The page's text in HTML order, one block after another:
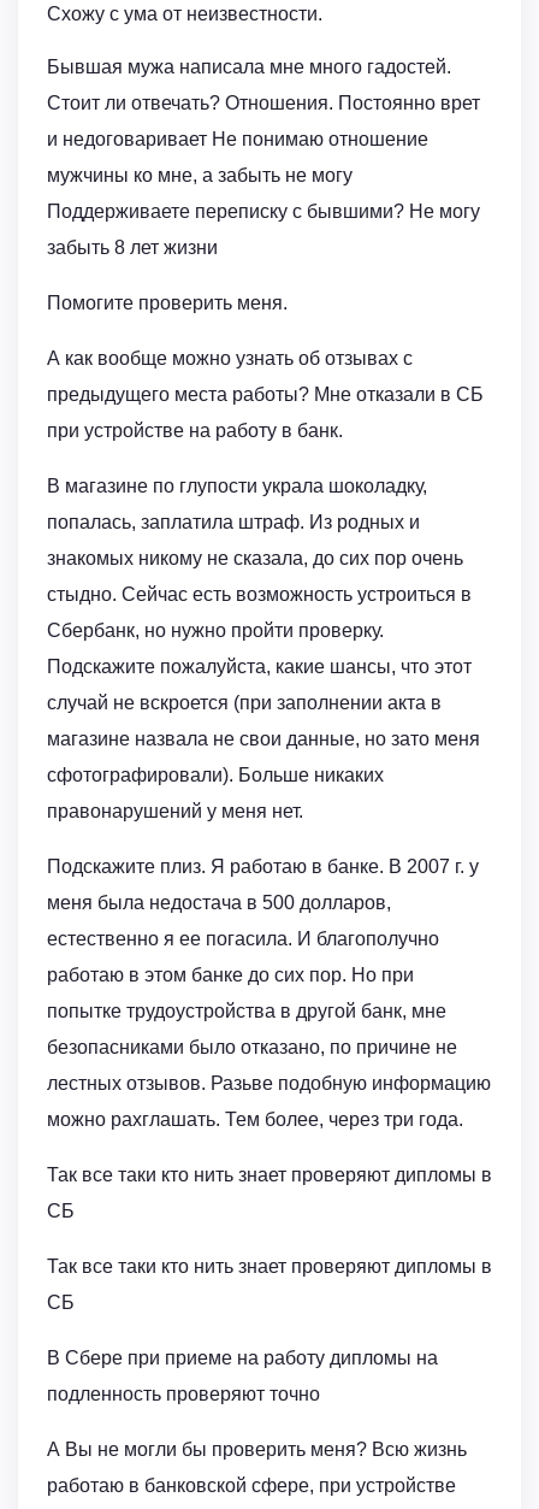
Схожу с ума от неизвестности.
Бывшая мужа написала мне много гадостей.
Стоит ли отвечать? Отношения. Постоянно врет
и недоговаривает Не понимаю отношение
мужчины ко мне, а забыть не могу
Поддерживаете переписку с бывшими? Не могу
забыть 8 лет жизни
Помогите проверить меня.
А как вообще можно узнать об отзывах с
предыдущего места работы? Мне отказали в СБ
при устройстве на работу в банк.
В магазине по глупости украла шоколадку,
попалась, заплатила штраф. Из родных и
знакомых никому не сказала, до сих пор очень
стыдно. Сейчас есть возможность устроиться в
Сбербанк, но нужно пройти проверку.
Подскажите пожалуйста, какие шансы, что этот
случай не вскроется (при заполнении акта в
магазине назвала не свои данные, но зато меня
сфотографировали). Больше никаких
правонарушений у меня нет.
Подскажите плиз. Я работаю в банке. В 2007 г. у
меня была недостача в 500 долларов,
естественно я ее погасила. И благополучно
работаю в этом банке до сих пор. Но при
попытке трудоустройства в другой банк, мне
безопасниками было отказано, по причине не
лестных отзывов. Разьве подобную информацию
можно рахглашать. Тем более, через три года.
Так все таки кто нить знает проверяют дипломы в
СБ
Так все таки кто нить знает проверяют дипломы в
СБ
В Сбере при приеме на работу дипломы на
подленность проверяют точно
А Вы не могли бы проверить меня? Всю жизнь
работаю в банковской сфере, при устройстве